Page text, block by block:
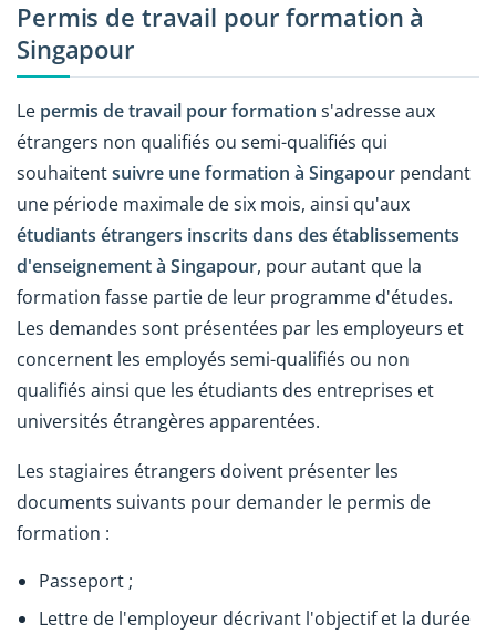
Permis de travail pour formation à
Singapour
Le permis de travail pour formation s'adresse aux
étrangers non qualifiés ou semi-qualifiés qui
souhaitentsuivre une formation à Singapour pendant
une période maximale de six mois, ainsi qu'aux
étudiants étrangers inscrits dans des établissements
d'enseignement à Singapour, pour autant que la
formation fasse partie de leur programme d'études.
Les demandes sont présentées par les employeurs et
concernent les employés semi-qualifiés ou non
qualifiés ainsi que les étudiants des entreprises et
universités étrangères apparentées.
Les stagiaires étrangers doivent présenter les
documents suivants pour demander le permis de
formation :
Passeport ;
Lettre de l'employeur décrivant l'objectif et la durée